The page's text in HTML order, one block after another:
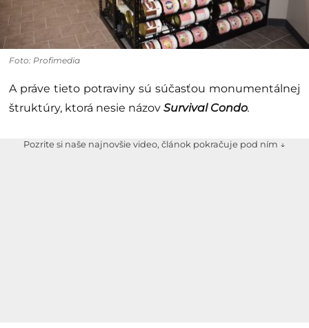
Foto: Profimedia
A práve tieto potraviny sú súčasťou monumentálnej
štruktúry, ktorá nesie názov Survival Condo.
Pozrite si naše najnovšie video, článok pokračuje pod ním ↓